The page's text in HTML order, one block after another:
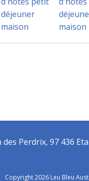
des Perdrix, 97 436
Copyright 2026 Leu Bleu